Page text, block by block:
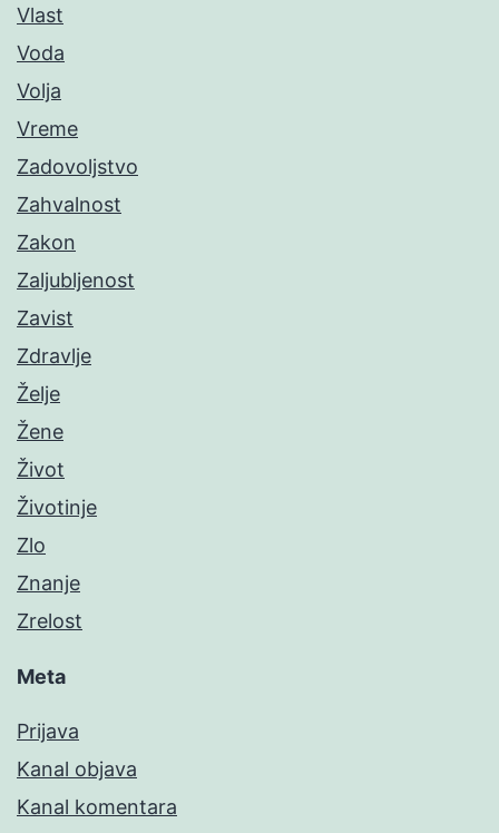
Vlast
Voda
Volja
Vreme
Zadovoljstvo
Zahvalnost
Zakon
Zaljubljenost
Zavist
Zdravlje
Želje
Žene
Život
Životinje
Zlo
Znanje
Zrelost
Meta
Prijava
Kanal objava
Kanal komentara